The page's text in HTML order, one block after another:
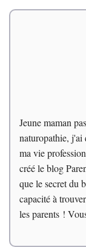
Jeune maman
naturopathie, j'ai
ma vie
créé le blog
que le secret du
capacité à
les parents !